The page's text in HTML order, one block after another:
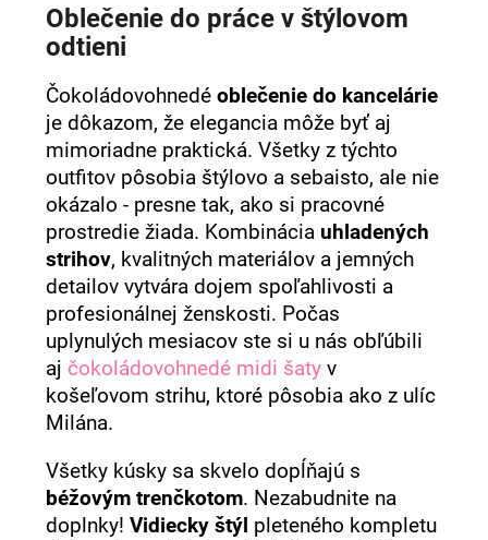
Oblečenie do práce v štýlovom
odtieni
Čokoládovohnedéoblečenie do kancelárie
je dôkazom, že elegancia môže byť aj
mimoriadne praktická. Všetky z týchto
outfitov pôsobia štýlovo a sebaisto, ale nie
okázalo - presne tak, ako si pracovné
prostredie žiada. Kombinácia uhladených
strihov, kvalitných materiálov a jemných
detailov vytvára dojem spoľahlivosti a
profesionálnej ženskosti. Počas
uplynulých mesiacov ste si u nás obľúbili
aj čokoládovohnedé midi šaty v
košeľovom strihu, ktoré pôsobia ako z ulíc
Milána.
Všetky kúsky sa skvelo dopĺňajú s
béžovým trenčkotom. Nezabudnite na
doplnky!Vidiecky štýl pleteného kompletu